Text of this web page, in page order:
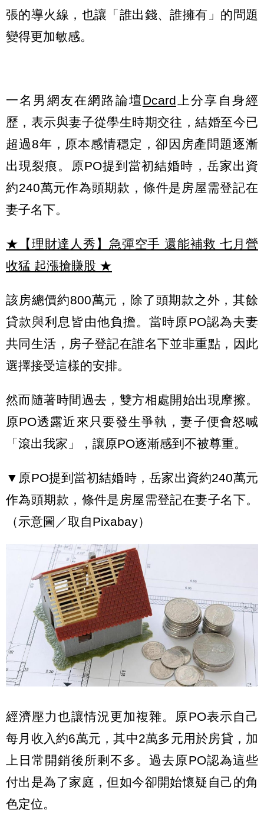
張的導火線，也讓「誰出錢、誰擁有」的問題
變得更加敏感。
一名男網友在網路論壇Dcard 上分享自身經
歷，表示與妻子從學生時期交往，結婚至今已
超過8年，原本感情穩定，卻因房產問題逐漸
出現裂痕。原PO提到當初結婚時，岳家出資
約240萬元作為頭期款，條件是房屋需登記在
妻子名下。
★【理財達人秀】急彈空手 還能補救 七月營
收猛 起漲搶賺股 ★
該房總價約800萬元，除了頭期款之外，其餘
貸款與利息皆由他負擔。當時原PO認為夫妻
共同生活，房子登記在誰名下並非重點，因此
選擇接受這樣的安排。
然而隨著時間過去，雙方相處開始出現摩擦。
原PO透露近來只要發生爭執，妻子便會怒喊
「滾出我家」，讓原PO逐漸感到不被尊重。
▼原PO提到當初結婚時，岳家出資約240萬元
作為頭期款，條件是房屋需登記在妻子名下。
（示意圖／取自Pixabay）
經濟壓力也讓情況更加複雜。原PO表示自己
每月收入約6萬元，其中2萬多元用於房貸，加
上日常開銷後所剩不多。過去原PO認為這些
付出是為了家庭，但如今卻開始懷疑自己的角
色定位。